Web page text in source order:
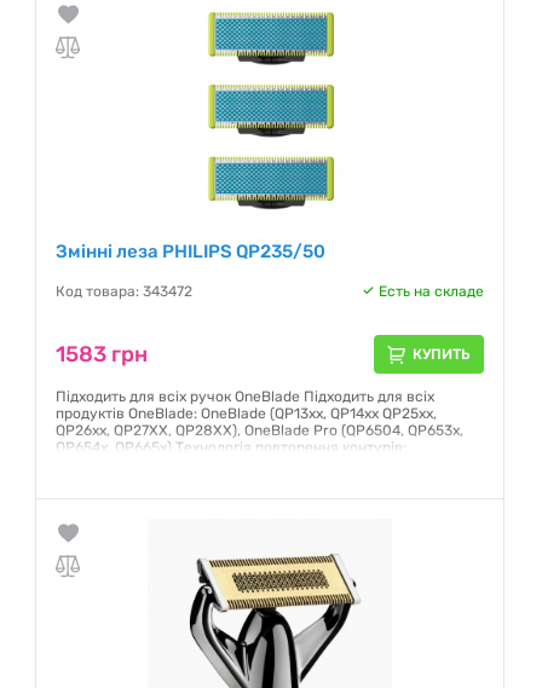
Змінні леза PHILIPS QP235/50
Код товара: 343472 Есть на складе
1583 грн КУПИТЬ
Підходить для всіх ручок OneBlade Підходить для всіх
продуктів OneBlade: OneBlade (QP13xx, QP14xx QP25xx,
QP26xx, QP27XX, QP28XX), OneBlade Pro (QP6504, QP653x,
QP654x, QP665x) Технологія повторення контурів:
замінних лез в упаковці: 3
Гарантия: